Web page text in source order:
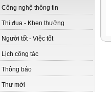
Công nghệ thông tin
Thi đua - Khen thưởng
Người tốt - Việc tốt
Lịch công tác
Thông báo
Thư mời